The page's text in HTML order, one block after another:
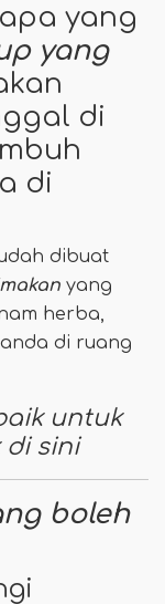
yang
yang
di
di
dibuat
yang
herba,
di ruang
untuk
di sini
boleh